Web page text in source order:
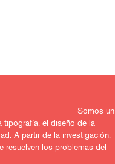
proyecto <3.
Somos un
tipografía, el diseño de la
A partir de la investigación,
resuelven los problemas del